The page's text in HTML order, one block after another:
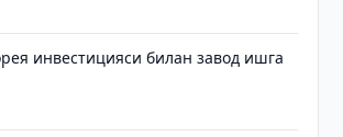
инвестицияси билан завод ишга